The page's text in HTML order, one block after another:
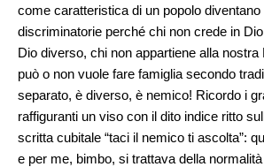
come caratteristica di un popolo
discriminatorie perché chi non crede in
Dio diverso, chi non appartiene alla nostra
può o non vuole fare famiglia secondo
separato, è diverso, è nemico! Ricordo i
raffiguranti un viso con il dito indice ritto
scritta cubitale “taci il nemico ti ascolta”:
e per me, bimbo, si trattava della